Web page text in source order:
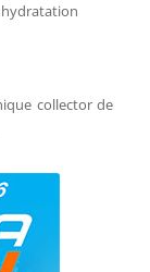
collector de